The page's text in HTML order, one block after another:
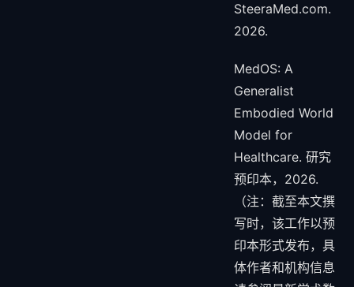
SteeraMed.com.
2026.
MedOS: A
Generalist
Embodied World
Model for
Healthcare. 研究
预印本，2026.
（注：截至本文撰
写时，该工作以预
印本形式发布，具
体作者和机构信息